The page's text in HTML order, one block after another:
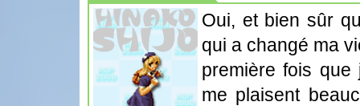
Oui, et bien sûr
qui a changé ma
première fois
me plaisent